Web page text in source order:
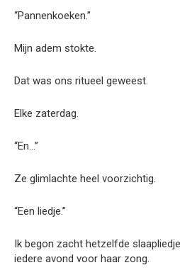
“Pannenkoeken.”
Mijn adem stokte.
Dat was ons ritueel geweest.
Elke zaterdag.
“En…”
Ze glimlachte heel voorzichtig.
“Een liedje.”
Ik begon zacht hetzelfde
iedere avond voor haar zong.